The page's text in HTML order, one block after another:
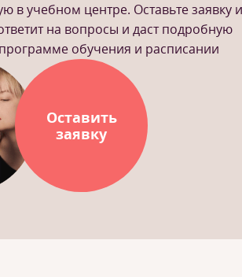
в учебном центре. Оставьте заявку и
на вопросы и даст подробную
обучения и расписании
Оставить
заявку